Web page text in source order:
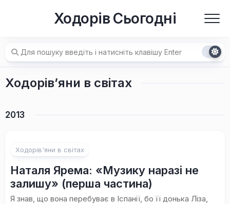
Ходорів Сьогодні
Ходорів’яни в світах
2013
Ходорів'яни в світах
Наталя Ярема: «Музику наразі не
залишу» (перша частина)
Я знав, що вона перебуває в Іспанії, бо її донька Ліза,